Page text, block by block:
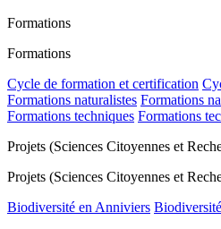
Formations
Formations
Cycle de formation et certification
Formations naturalistes Formations
Formations techniques Formations
Projets (Sciences Citoyennes et
Projets (Sciences Citoyennes et
Biodiversité en Anniviers